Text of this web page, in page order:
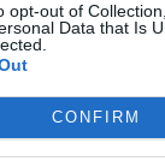
opt-out of
Data that Is
CONFIRM
Negrįžo iš